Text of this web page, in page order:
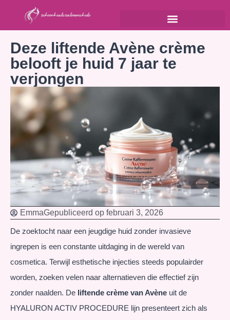
Deze liftende Avène crème
belooft je huid 7 jaar te
verjongen
EmmaGepubliceerd op februari 3, 2026
De zoektocht naar een jeugdige huid zonder invasieve
ingrepen is een constante uitdaging in de wereld van
cosmetica. Terwijl esthetische injecties steeds populairder
worden, zoeken velen naar alternatieven die effectief zijn
zonder naalden. De liftende crème van Avène uit de
HYALURON ACTIV PROCEDURE lijn presenteert zich als